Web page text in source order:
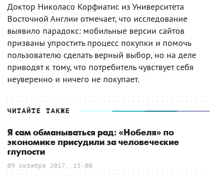
Доктор Николасо Корфиатис из Университета
Восточной Англии отмечает, что исследование
выявило парадокс: мобильные версии сайтов
призваны упростить процесс покупки и помочь
пользователю сделать верный выбор, но на деле
приводят к тому, что потребитель чувствует себя
неуверенно и ничего не покупает.
ЧИТАЙТЕ ТАКЖЕ
Я сам обманываться рад: «Нобеля» по
экономике присудили за человеческие
глупости
09 октября 2017, 15:00